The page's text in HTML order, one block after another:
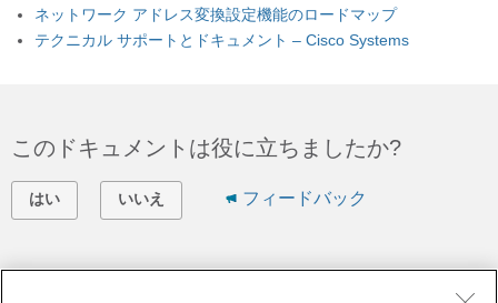
ネットワーク アドレス変換設定機能のロードマップ
テクニカル サポートとドキュメント – Cisco Systems
このドキュメントは役に立ちましたか?
はい いいえ フィードバック